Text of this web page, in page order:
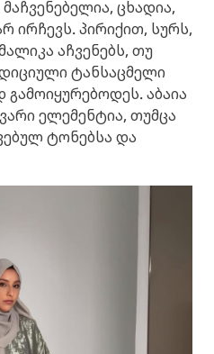
ცხადია,
ირჩევს. პირიქით, სურს,
აჩვენებს, თუ
ტანსაცმელი
აბაია
ელემენტია, თუმცა
ტონებსა და